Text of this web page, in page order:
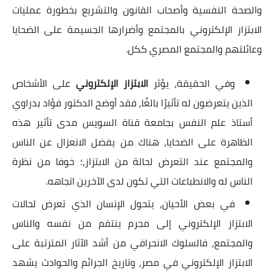
والصحة النفسية وأصحاب القانون والتشريع بخطورة عمليات
الابتزاز الإلكتروني بالمجتمع وأضرارها الجسيمة على الضحايا
وعائلتهم والمجتمع المصري ككل.
وفي الحقيقة، يؤثر الابتزاز الإلكتروني على الأشخاص
الذين يتعرضون له تأثيرًا بالغًا، فقد أوضح الدكتور فؤاد بدراوي
أستاذ علم النفس بجامعة قناة السويس مدى تأثير هذه
الظاهرة على الضحايا، هناك من يفضل الانعزال عن الناس
والمجتمع عند التعرض لحالة من الابتزاز،؛ خوفا من نظرة
الناس له والانطباعات التي تكون لدى الآخرين اتجاهه.
في بعض الأحيان، يتحول الإنسان الذي تعرض لحالات
الابتزاز الإلكتروني إلى مجرم ينتقم من نفسه والناس
والمجتمع، فالسلوك الانحرافي من أشد الآثار المترتبة على
الابتزاز الإلكتروني في مصر، وتاريخ الجرائم والحوادث يشهد